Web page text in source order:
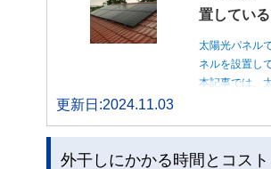
置してい
太陽光パネル
ネルを設置し
本記事では、
更新日:2024.11.03
外干しにかかる時間とコスト